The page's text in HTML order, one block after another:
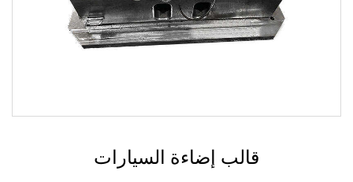
قالب قطع غيار السيارات بحقن